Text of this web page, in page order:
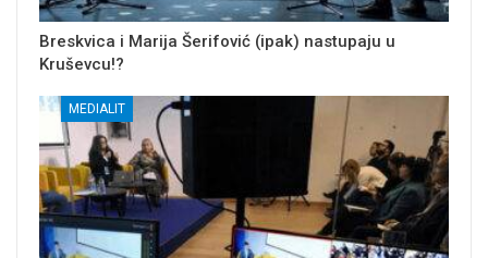
Breskvica i Marija Šerifović (ipak) nastupaju u
Kruševcu!?
MEDIALIT